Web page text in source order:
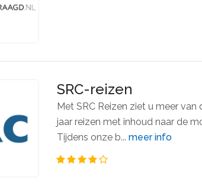
SRC-reizen
Met SRC Reizen ziet u meer van
jaar reizen met inhoud naar de
Tijdens onze b... meer info